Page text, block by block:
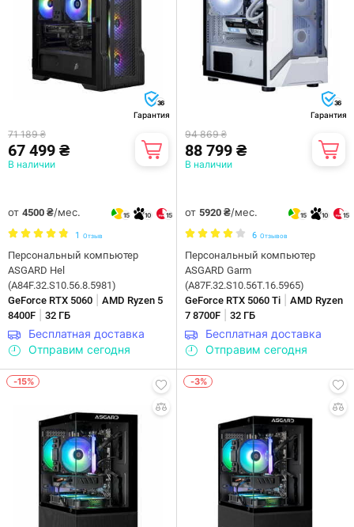
36
Гарантия
71 189 ₴
67 499 ₴
В наличии
от 4500 ₴/мес. 15 10 15
1 Отзыв
Персональный компьютер
ASGARD Hel
(A84F.32.S10.56.8.5981)
GeForce RTX 5060
AMD Ryzen 5
8400F
32 ГБ
Бесплатная доставка
Отправим сегодня
36
Гарантия
94 869 ₴
88 799 ₴
В наличии
от 5920 ₴/мес. 15 10 15
6 Отзывов
Персональный компьютер
ASGARD Garm
(A87F.32.S10.56T.16.5965)
GeForce RTX 5060 Ti
AMD Ryzen
7 8700F
32 ГБ
Бесплатная доставка
Отправим сегодня
-15% -3%